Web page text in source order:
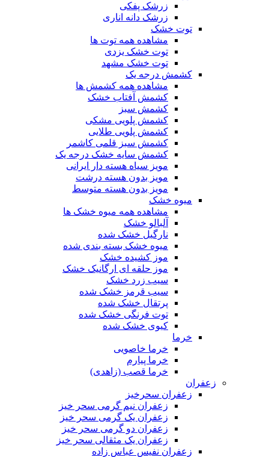
زرشک پفکی
زرشک دانه اناری
توت خشک
مشاهده همه توت ها
توت خشک یزدی
توت خشک مشهد
کشمش درجه یک
مشاهده همه کشمش ها
کشمش آفتاب خشک
کشمش سبز
کشمش پلویی مشکی
کشمش پلویی طلایی
کشمش سبز قلمی کاشمر
کشمش سایه خشک درجه یک
مویز سیاه هسته دار ایرانی
مویز بدون هسته درشت
مویز بدون هسته متوسط
میوه خشک
مشاهده همه میوه خشک ها
آلبالو خشک
نارگیل خشک شده
میوه خشک بسته بندی شده
موز کشیده خشک
موز حلقه ای ارگانیک خشک
سیب زرد خشک
سیب قرمز خشک شده
پرتقال خشک شده
توت فرنگی خشک شده
کیوی خشک شده
خرما
خرما خاصویی
خرما پیارم
خرما قصب (زاهدی)
زعفران
زعفران سحرخیز
زعفران نیم گرمی سحر خیز
زعفران یک گرمی سحر خیز
زعفران دو گرمی سحر خیز
زعفران یک مثقالی سحر خیز
زعفران نفیس عباس زاده